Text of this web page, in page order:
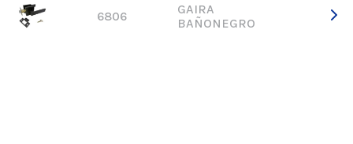
6806
GAIRA
BAÑONEGRO